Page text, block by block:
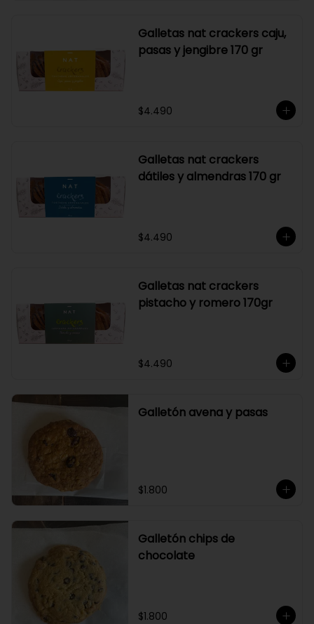
Galletas nat crackers caju,
pasas y jengibre 170 gr
$4.490
Galletas nat crackers
dátiles y almendras 170 gr
$4.490
Galletas nat crackers
pistacho y romero 170gr
$4.490
Galletón avena y pasas
$1.800
Galletón chips de
chocolate
$1.800